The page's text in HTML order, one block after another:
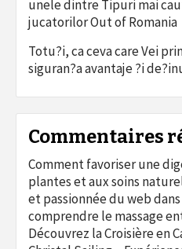
unele dintre Tipuri mai
jucatorilor Out of Romania
Totu?i, ca ceva care Vei
siguran?a avantaje ?i
Commentaires
Comment favoriser une
plantes et aux soins
et passionnée du webdans
comprendre le massage
Découvrez la Croisière en